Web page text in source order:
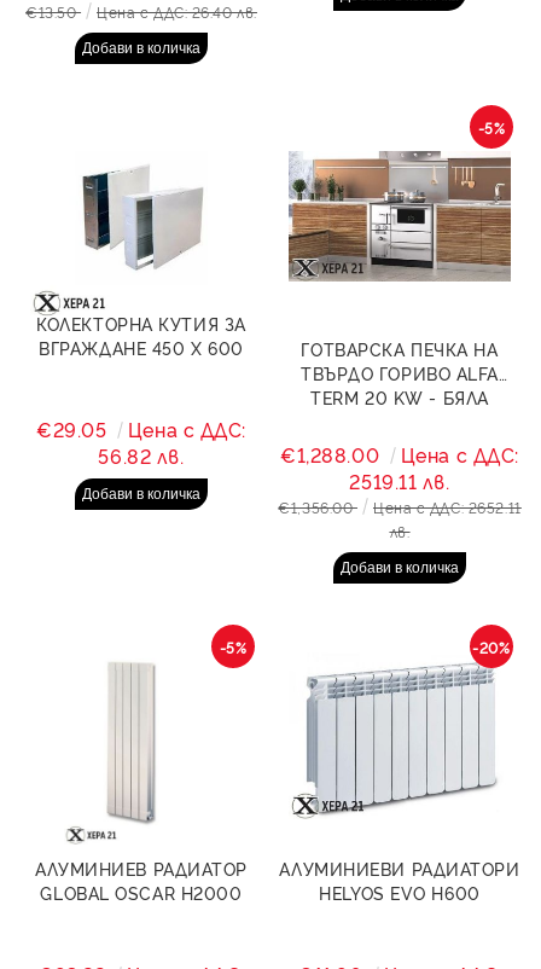
€13.50 Цена с ДДС: 26.40 лв.
КОЛЕКТОРНА КУТИЯ ЗА
ВГРАЖДАНЕ 450 Х 600
€29.05
Цена с ДДС:
56.82 лв.
ГОТВАРСКА ПЕЧКА НА
ТВЪРДО ГОРИВО ALFA
TERM 20 KW - БЯЛА
-5%
€1,288.00
Цена с ДДС:
2519.11 лв.
€1,356.00
Цена с ДДС: 2652.11
лв.
АЛУМИНИЕВ РАДИАТОР
GLOBAL OSCAR H2000
-5%
АЛУМИНИЕВИ РАДИАТОРИ
HELYOS EVO Н600
-20%